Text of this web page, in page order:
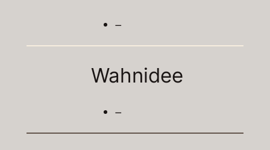
–
Wahnidee
–